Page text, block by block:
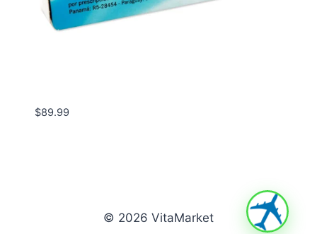
$89.99
© 2026 VitaMarket